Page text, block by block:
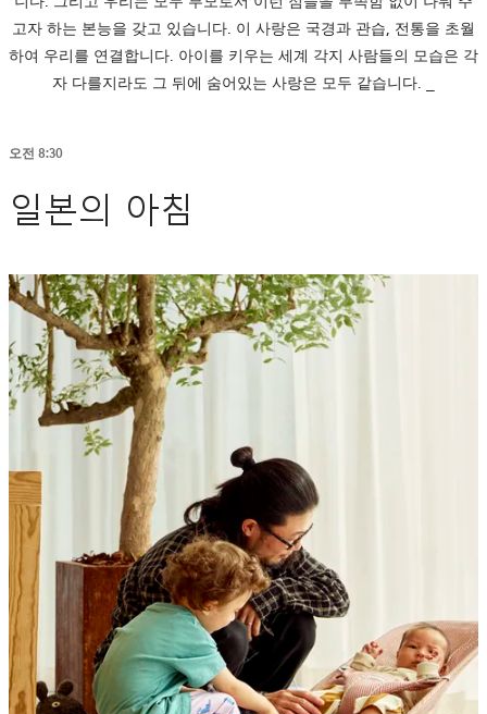
고자 하는 본능을 갖고 있습니다. 이 사랑은 국경과 관습, 전통을 초월
하여 우리를 연결합니다. 아이를 키우는 세계 각지 사람들의 모습은 각
자 다를지라도 그 뒤에 숨어있는 사랑은 모두 같습니다. _
오전 8:30
일본의 아침